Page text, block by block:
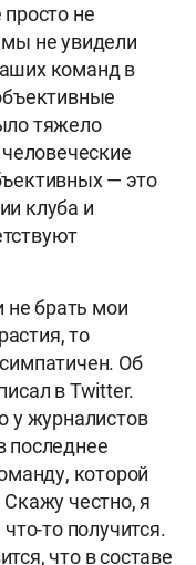
не
не увидели
команд в
тяжело
— это
клуба и
не брать мои
то
Об
в Twitter.
у журналистов
последнее
которой
Скажу честно, я
то получится.
что в составе